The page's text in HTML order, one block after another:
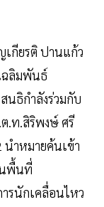
เกียรติ ปานแก้ว
ฉลิมพันธ์
ธิกำลังร่วมกับ
.ท.สิริพงษ์ ศรี
นำหมายค้นเข้า
พื้นที่
รนักเคลื่อนไหว